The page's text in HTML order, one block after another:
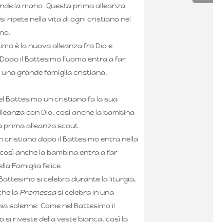
la mano. Questa prima alleanza
ripete nella vita di ogni cristiano nel
è la nuova alleanza fra Dio e
il Battesimo l’uomo entra a far
grande famiglia cristiana.
Battesimo un cristiano fa la sua
con Dio, così anche la bambina
prima alleanza scout.
cristiano dopo il Battesimo entra nella
anche la bambina entra a far
Famiglia felice.
si celebra durante la liturgia,
la Promessasi celebra in una
solenne. Come nel Battesimo il
si riveste della veste bianca, così la